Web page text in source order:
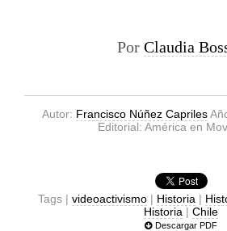
Por Claudia
Autor: Francisco Núñez Capriles
Editorial: América en
Tags | videoactivismo| Historia |
Historia | Chile
Descargar PDF